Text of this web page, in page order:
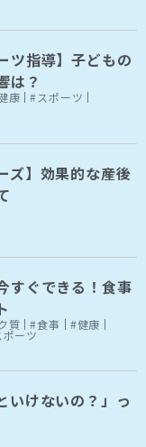
ツ指導】子どもの
は？
康 #スポーツ
ズ】効果的な産後
すぐできる！食事
質 #食事 #健康
ーツ
いけないの？」っ